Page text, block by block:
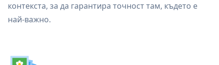
контекста, за да гарантира точност там, където е
най-важно.